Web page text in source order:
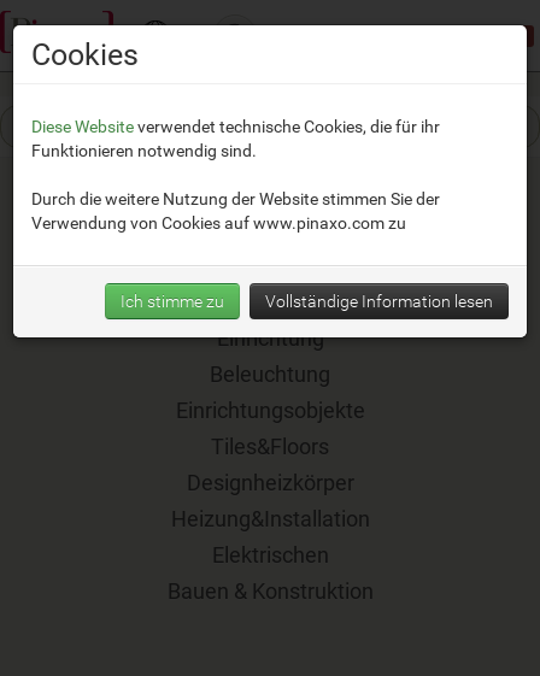
Badeinrichtung
Küche
Einrichtung
Beleuchtung
Einrichtungsobjekte
Tiles&Floors
Designheizkörper
Heizung&Installation
Elektrischen
Bauen & Konstruktion
Cookies
Diese Websiteverwendet technische Cookies, die für ihr
Funktionieren notwendig sind.
Durch die weitere Nutzung der Website stimmen Sie der
Verwendung von Cookies aufwww.pinaxo.comzu
Ich stimme zu Vollständige Information lesen